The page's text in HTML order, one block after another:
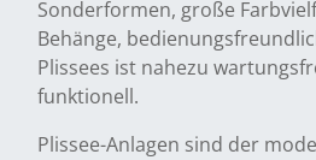
Sonderformen, große
Behänge,
Plissees ist nahezu
funktionell.
Plissee-Anlagen sind der